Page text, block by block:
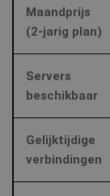
Maandprijs
(2‑jarig plan)
Servers
beschikbaar
Gelijktijdige
verbindingen